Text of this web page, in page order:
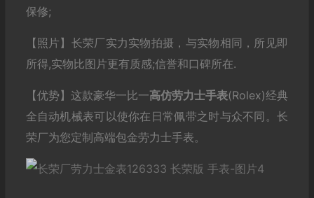
保修;
【照片】长荣厂实力实物拍摄，与实物相同，所见即
所得,实物比图片更有质感;信誉和口碑所在.
【优势】这款豪华一比一高仿劳力士手表(Rolex)经典
全自动机械表可以使你在日常佩带之时与众不同。长
荣厂为您定制高端包金劳力士手表。